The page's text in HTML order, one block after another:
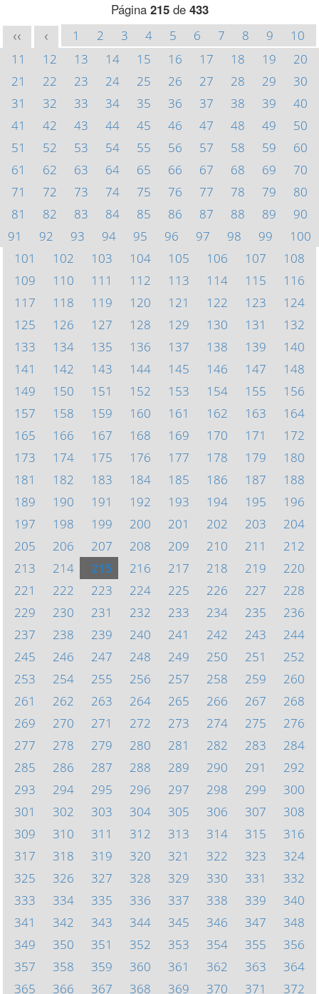
Página 215de 433
<< < 1 2 3 4 5 6 7 8 9
10
11
12 13 14 15 16 17 18 19
20
21
22 23 24 25 26 27 28 29
30
31
32 33 34 35 36 37 38 39
40
41
42 43 44 45 46 47 48 49
50
51
52 53 54 55 56 57 58 59
60
61
62 63 64 65 66 67 68 69
70
71
72 73 74 75 76 77 78 79
80
81
82 83 84 85 86 87 88 89
90
91
92 93 94 95 96 97 98 99
100
101
102 103 104 105 106 107
108
109
110 111 112 113 114 115
116
117
118 119 120 121 122 123
124
125
126 127 128 129 130 131
132
133
134 135 136 137 138 139
140
141
142 143 144 145 146 147
148
149
150 151 152 153 154 155
156
157
158 159 160 161 162 163
164
165
166 167 168 169 170 171
172
173
174 175 176 177 178 179
180
181
182 183 184 185 186 187
188
189
190 191 192 193 194 195
196
197
198 199 200 201 202 203
204
205
206 207 208 209 210 211
212
213
214 215 216 217 218 219
220
221
222 223 224 225 226 227
228
229
230 231 232 233 234 235
236
237
238 239 240 241 242 243
244
245
246 247 248 249 250 251
252
253
254 255 256 257 258 259
260
261
262 263 264 265 266 267
268
269
270 271 272 273 274 275
276
277
278 279 280 281 282 283
284
285
286 287 288 289 290 291
292
293
294 295 296 297 298 299
300
301
302 303 304 305 306 307
308
309
310 311 312 313 314 315
316
317
318 319 320 321 322 323
324
325
326 327 328 329 330 331
332
333
334 335 336 337 338 339
340
341
342 343 344 345 346 347
348
349
350 351 352 353 354 355
356
357
358 359 360 361 362 363
364
365
366 367 368 369 370 371 372